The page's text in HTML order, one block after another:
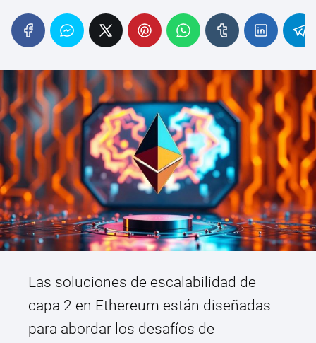
Las soluciones de escalabilidad de
capa 2 en Ethereum están diseñadas
para abordar los desafíos de